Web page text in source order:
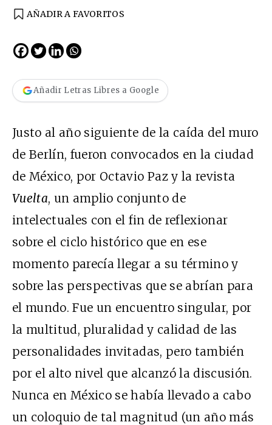
AÑADIR A FAVORITOS
Añadir Letras Libres a Google
Justo al año siguiente de la caída del muro
de Berlín, fueron convocados en la ciudad
de México, por Octavio Paz y la revista
Vuelta, un amplio conjunto de
intelectuales con el fin de reflexionar
sobre el ciclo histórico que en ese
momento parecía llegar a su término y
sobre las perspectivas que se abrían para
el mundo. Fue un encuentro singular, por
la multitud, pluralidad y calidad de las
personalidades invitadas, pero también
por el alto nivel que alcanzó la discusión.
Nunca en México se había llevado a cabo
un coloquio de tal magnitud (un año más